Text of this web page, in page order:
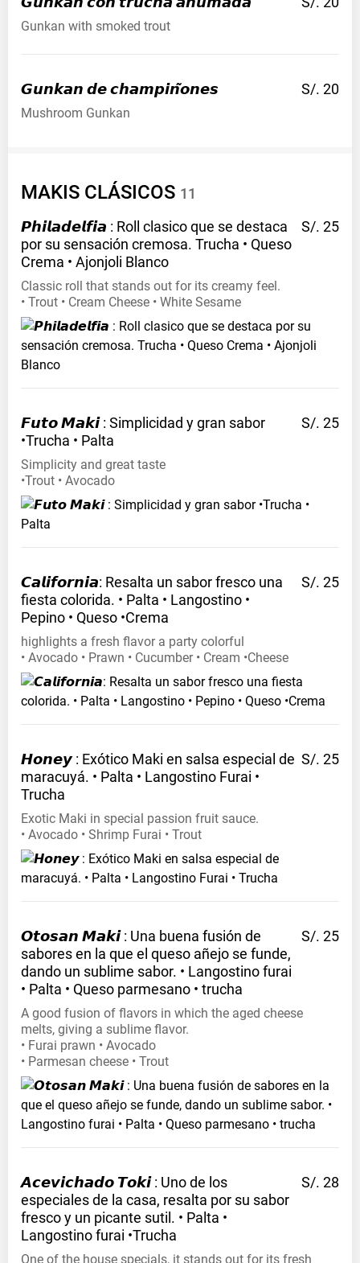
Gunkan with smoked trout
𝙂𝙪𝙣𝙠𝙖𝙣 𝙙𝙚𝙘𝙝𝙖𝙢𝙥𝙞𝙣̃𝙤𝙣𝙚𝙨 S/. 20
Mushroom Gunkan
MAKIS CLÁSICOS 11
𝙋𝙝𝙞𝙡𝙖𝙙𝙚𝙡𝙛𝙞𝙖 : Roll clasico que se destaca
por su sensación cremosa. Trucha • Queso
Crema • Ajonjoli Blanco
S/. 25
Classic roll that stands out for its creamy feel.
• Trout • Cream Cheese • White Sesame
𝙁𝙪𝙩𝙤 𝙈𝙖𝙠𝙞 : Simplicidad y gran sabor
•Trucha • Palta
S/. 25
Simplicity and great taste
•Trout • Avocado
𝘾𝙖𝙡𝙞𝙛𝙤𝙧𝙣𝙞𝙖: Resalta un sabor fresco una
fiesta colorida. • Palta • Langostino •
Pepino • Queso •Crema
S/. 25
highlights a fresh flavor a party colorful
• Avocado • Prawn • Cucumber • Cream •Cheese
𝙃𝙤𝙣𝙚𝙮 : Exótico Maki en salsa especial de
maracuyá. • Palta • Langostino Furai •
Trucha
S/. 25
Exotic Maki in special passion fruit sauce.
• Avocado • Shrimp Furai • Trout
𝙊𝙩𝙤𝙨𝙖𝙣 𝙈𝙖𝙠𝙞 : Una buena fusión de
sabores en la que el queso añejo se funde,
dando un sublime sabor. • Langostino furai
• Palta • Queso parmesano • trucha
S/. 25
A good fusion of flavors in which the aged cheese
melts, giving a sublime flavor.
• Furai prawn • Avocado
• Parmesan cheese • Trout
𝘼𝙘𝙚𝙫𝙞𝙘𝙝𝙖𝙙𝙤 𝙏𝙤𝙠𝙞 : Uno de los
especiales de la casa, resalta por su sabor
fresco y un picante sutil. • Palta •
Langostino furai •Trucha
S/. 28
One of the house specials, it stands out for its fresh